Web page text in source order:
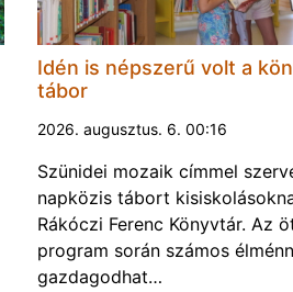
Idén is népszerű volt a
tábor
2026. augusztus. 6. 00:16
Szünidei mozaik címmel
napközis tábort
Rákóczi Ferenc Könyvtár. Az
program során számos
gazdagodhat…